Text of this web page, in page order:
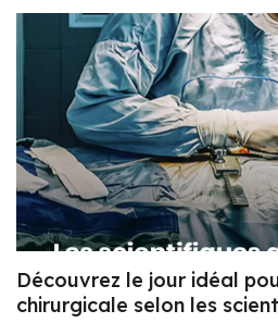
Découvrez le jour idéal
chirurgicale selon les